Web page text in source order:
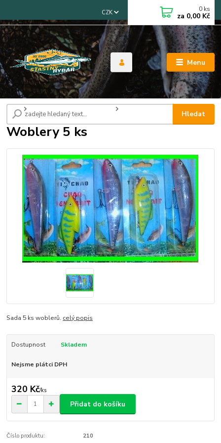
Menu
CZK
Hledat
0 ks
za 0,00 Kč
Úvod Woblery, třpytky, gumové rybky
Woblery 5 ks
Sada 5 ks woblerů. celý popis
Dostupnost Skladem
Nejsme plátci DPH
320 Kč/ks
Přidat do košíku
Číslo produktu: 210